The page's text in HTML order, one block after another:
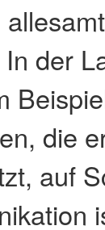
der
die
auf